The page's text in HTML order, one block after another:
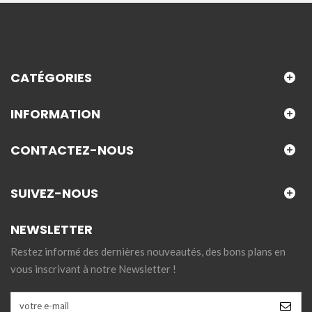
CATÉGORIES
INFORMATION
CONTACTEZ-NOUS
SUIVEZ-NOUS
NEWSLETTER
Restez informé des dernières nouveautés, des bons plans en
vous inscrivant à notre Newsletter !